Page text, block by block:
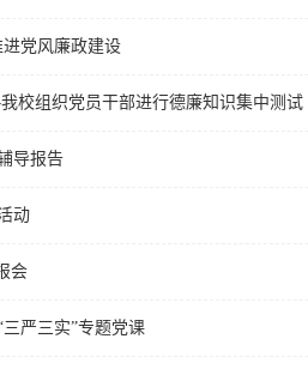
党风廉政建设
校组织党员干部进行德廉知识集中测试
导报告
动
会
严三实”专题党课